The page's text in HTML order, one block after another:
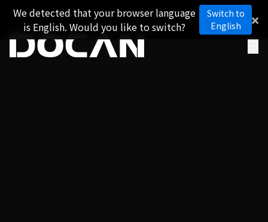
We detected that your browser language
is English. Would you like to switch?
Switch to
English